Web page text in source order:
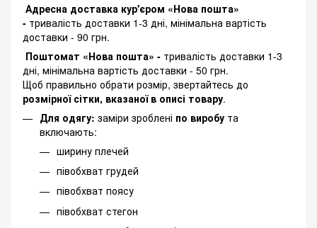
Адресна доставка кур'єром «Нова пошта»
- тривалість доставки 1-3 дні, мінімальна вартість
доставки - 90 грн.
Поштомат «Нова пошта» - тривалість доставки 1-3
дні, мінімальна вартість доставки - 50 грн.
Щоб правильно обрати розмір, звертайтесь до
розмірної сітки, вказаної в описі товару.
Для одягу: заміри зроблені по виробу та
включають:
ширину плечей
півобхват грудей
півобхват поясу
півобхват стегон